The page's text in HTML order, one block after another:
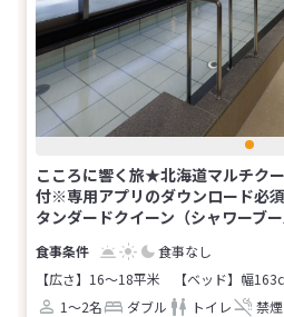
こころに響く旅★北海道マルチク
付※専用アプリのダウンロード必
タンダードクイーン（シャワーブ
食事なし
【広さ】16～18平米
【ベッド】幅
1～2名
ダブル トイレ 禁煙